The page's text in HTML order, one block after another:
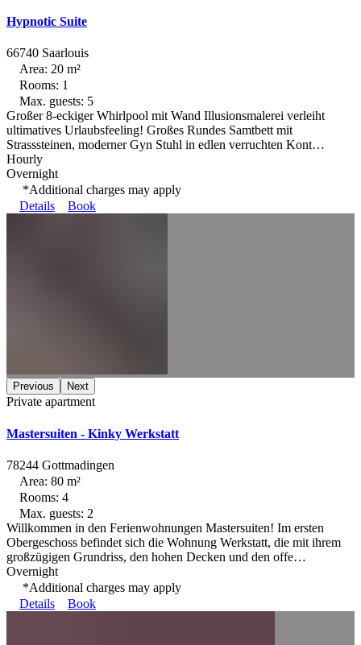
Hypnotic Suite
66740 Saarlouis
Area: 20 m²
Rooms: 1
Max. guests: 5
Großer 8-eckiger Whirlpool mit Wand Illusionsmalerei verleiht
ultimatives Urlaubsfeeling! Großes Rundes Samtbett mit
Strasssteinen, moderner Gyn Stuhl in edlen verruchten Kont…
Hourly
Overnight
*Additional charges may apply
Details
Book
Previous Next
Private apartment
Mastersuiten - Kinky Werkstatt
78244 Gottmadingen
Area: 80 m²
Rooms: 4
Max. guests: 2
Willkommen in den Ferienwohnungen Mastersuiten! Im ersten
Obergeschoss befindet sich die Wohnung Werkstatt, die mit ihrem
großzügigen Grundriss, den hohen Decken und den offe…
Overnight
*Additional charges may apply
Details
Book